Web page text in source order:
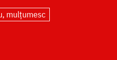
mulțumesc